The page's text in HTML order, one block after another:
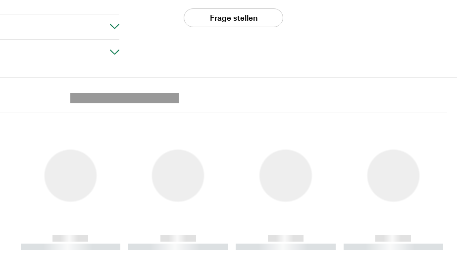
Frage stellen
------------
----------- ----------- ----------
------------
----------- ----------- ----------
------------
----------- ----------- ----------
------------
----------- ----------- ----------